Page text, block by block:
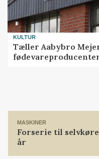
KULTUR
Tæller Aabybro
MASKINER
Forserie til
år